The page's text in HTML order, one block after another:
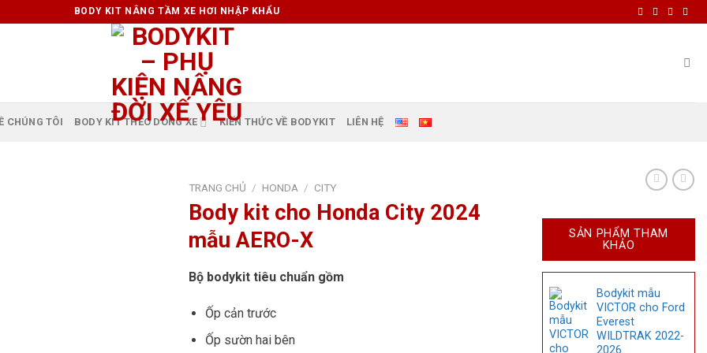
BODY KIT NÂNG TẦM XE HƠI NHẬP KHẨU
CHÚNG TÔI BODY KIT THEO DÒNG XE KIẾN THỨC VỀ BODYKIT LIÊN HỆ
TRANG CHỦ / HONDA / CITY
Body kit cho Honda City 2024
mẫu AERO-X
Bộ bodykit tiêu chuẩn gồm
Ốp cản trước
Ốp sườn hai bên
SẢN PHẨM THAM
KHẢO
Bodykit mẫu
VICTOR cho Ford
Everest
WILDTRAK 2022-